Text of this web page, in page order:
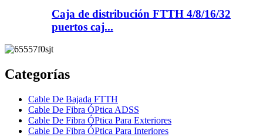
Caja de distribución FTTH 4/8/16/32
puertos caj...
Categorías
Cable De Bajada FTTH
Cable De Fibra ÓPtica ADSS
Cable De Fibra ÓPtica Para Exteriores
Cable De Fibra ÓPtica Para Interiores